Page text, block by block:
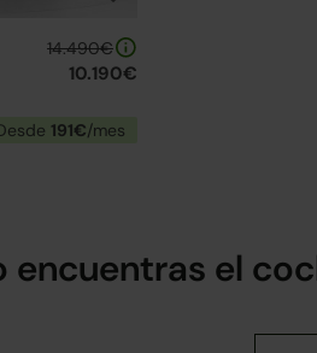
14.490€
10.190€
191€/mes
encuentras el